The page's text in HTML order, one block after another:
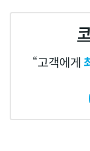
고객에게